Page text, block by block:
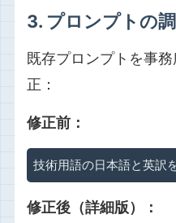
3. プロンプトの
既存プロンプトを事
正：
修正前：
技術用語の日本語と英訳
修正後（詳細版）：